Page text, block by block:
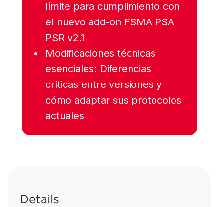
límite para cumplimiento con
el nuevo add-on FSMA PSA
PSR v2.1
Modificaciones técnicas
esenciales: Diferencias
críticas entre versiones y
cómo adaptar sus protocolos
actuales
Details